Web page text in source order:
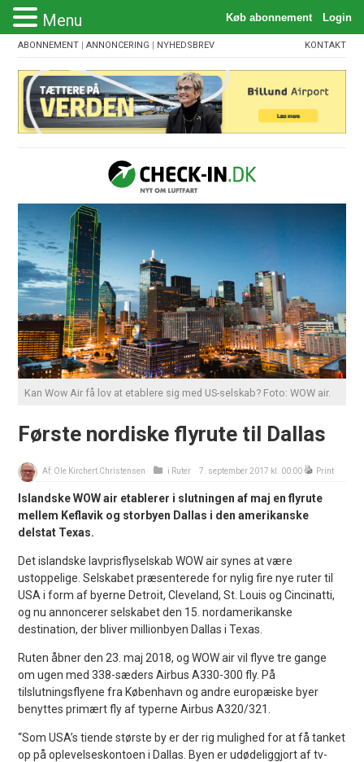
ABONNEMENT |ANNONCERING | NYHEDSBREV KONTAKT
Kan Wow Air få lov at etablere sig med US-selskab? Foto: WOW air.
Første nordiske flyrute til Dallas
Af: Ole Kirchert Christensen i Ruter 7. september 2017 kl. 00:00 Print
Islandske WOW air etablerer i slutningen af maj en flyrute
mellem Keflavik og storbyen Dallas i den amerikanske
delstat Texas.
Det islandske lavprisflyselskab WOW air synes at være
ustoppelige. Selskabet præsenterede for nylig fire nye ruter til
USA i form af byerne Detroit, Cleveland, St. Louis og Cincinatti,
og nu annoncerer selskabet den 15. nordamerikanske
destination, der bliver millionbyen Dallas i Texas.
Ruten åbner den 23. maj 2018, og WOW air vil flyve tre gange
om ugen med 338-sæders Airbus A330-300 fly. På
tilslutningsflyene fra København og andre europæiske byer
benyttes primært fly af typerne Airbus A320/321.
“Som USA’s tiende største by er der rig mulighed for at få tanket
op på oplevelseskontoen i Dallas. Byen er udødeliggjort af tv-
Menu